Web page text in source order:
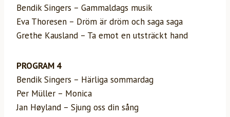
Bendik Singers – Gammaldags musik
Eva Thoresen – Dröm är dröm och saga saga
Grethe Kausland – Ta emot en utsträckt hand
PROGRAM 4
Bendik Singers – Härliga sommardag
Per Müller – Monica
Jan Høyland – Sjung oss din sång